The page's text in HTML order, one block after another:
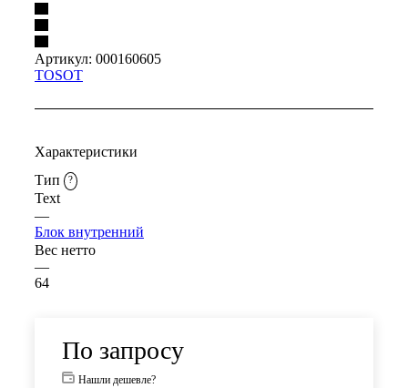
Артикул: 000160605
TOSOT
Характеристики
Тип
?
Text
—
Блок внутренний
Вес нетто
—
64
По запросу
Нашли дешевле?